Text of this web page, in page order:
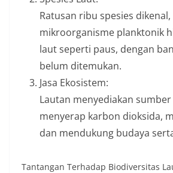
Ratusan ribu spesies
mikroorganisme planktonik
laut seperti paus, dengan
belum ditemukan.
Jasa Ekosistem:
Lautan menyediakan
menyerap karbon dioksida,
dan mendukung budaya
Tantangan Terhadap Biodiversitas